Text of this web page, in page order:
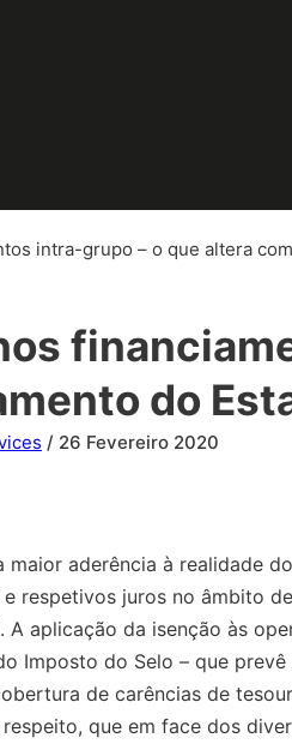
intra-grupo – o que altera
do
/ 26 Fevereiro 2020
aderência à realidade
respetivos juros no âmbito
aplicação da isenção às
Imposto do Selo – que
de carências de
que em face dos